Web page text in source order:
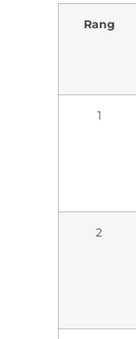
Rang
1
2